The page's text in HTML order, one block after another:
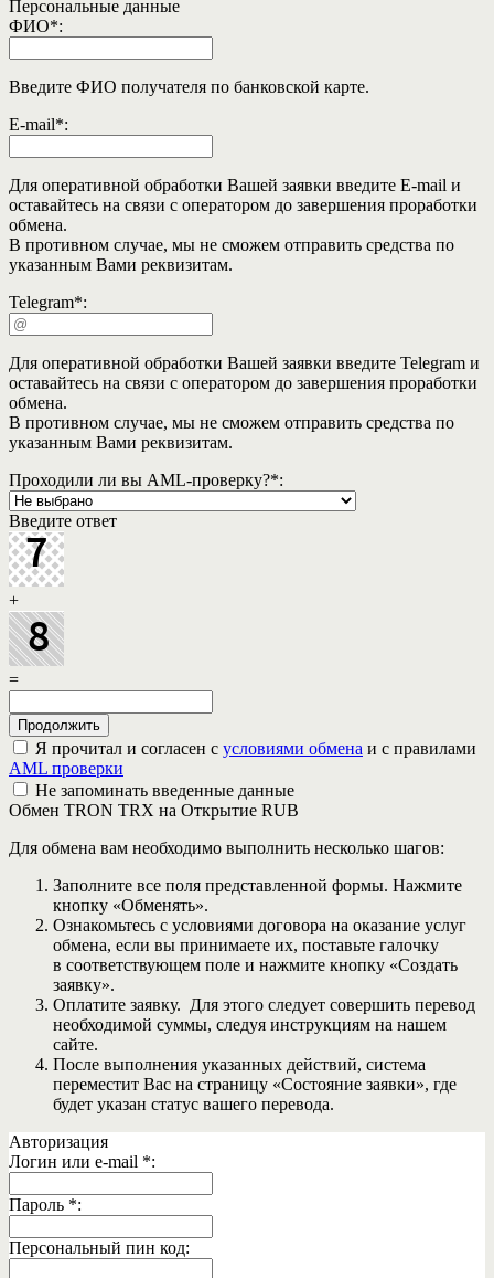
Персональные данные
ФИО*:
Введите ФИО получателя по банковской карте.
E-mail*:
Для оперативной обработки Вашей заявки введите E-mail и
оставайтесь на связи с оператором до завершения проработки
обмена.
В противном случае, мы не сможем отправить средства по
указанным Вами реквизитам.
Telegram*:
Для оперативной обработки Вашей заявки введите Telegram и
оставайтесь на связи с оператором до завершения проработки
обмена.
В противном случае, мы не сможем отправить средства по
указанным Вами реквизитам.
Проходили ли вы AML-проверку?*:
Введите ответ
+
=
Я прочитал и согласен с условиями обмена и с правилами
AML проверки
Не запоминать введенные данные
Обмен TRON TRX на Открытие RUB
Для обмена вам необходимо выполнить несколько шагов:
Заполните все поля представленной формы. Нажмите
кнопку «Обменять».
Ознакомьтесь с условиями договора на оказание услуг
обмена, если вы принимаете их, поставьте галочку
в соответствующем поле и нажмите кнопку «Создать
заявку».
Оплатите заявку. Для этого следует совершить перевод
необходимой суммы, следуя инструкциям на нашем
сайте.
После выполнения указанных действий, система
переместит Вас на страницу «Состояние заявки», где
будет указан статус вашего перевода.
Авторизация
Логин или e-mail *:
Пароль *:
Персональный пин код: